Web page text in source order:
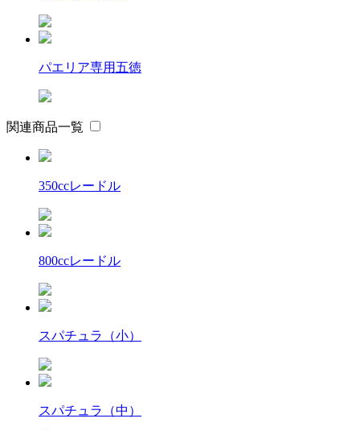
パエリア専用五徳
関連商品一覧
350ccレードル
800ccレードル
スパチュラ（小）
スパチュラ（中）